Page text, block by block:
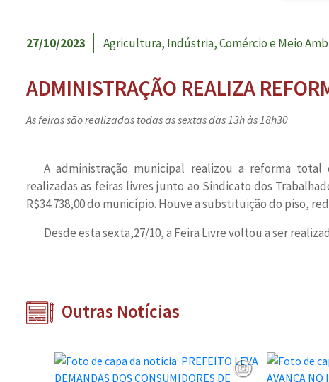
27/10/2023 Agricultura, Indústria, Comércio e Meio
ADMINISTRAÇÃO REALIZA
As feiras são realizadas todas as sextas das 13h às 18h30
A administração municipal realizou a reforma total
realizadas as feiras livres junto ao Sindicato dos
R$34.738,00 do município. Houve a substituição do piso,
Desde esta sexta,27/10, a Feira Livre voltou a ser
Outras Notícias